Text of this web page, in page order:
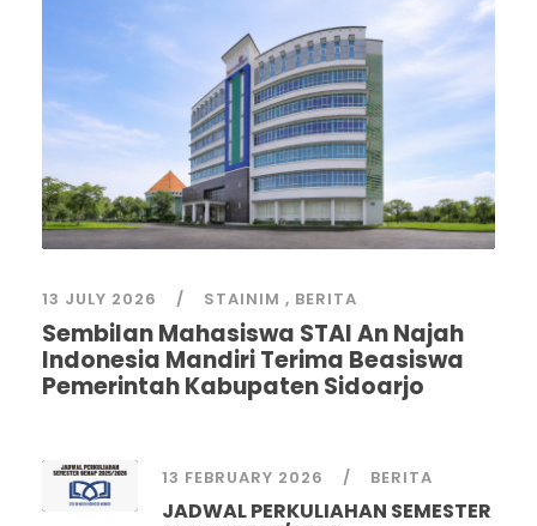
13 JULY 2026 STAINIM , BERITA
Sembilan Mahasiswa STAI An Najah
Indonesia Mandiri Terima Beasiswa
Pemerintah Kabupaten Sidoarjo
13 FEBRUARY 2026 BERITA
JADWAL PERKULIAHAN SEMESTER